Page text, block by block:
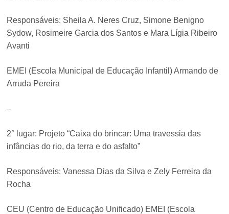
Responsáveis: Sheila A. Neres Cruz, Simone Benigno
Sydow, Rosimeire Garcia dos Santos e Mara Lígia Ribeiro
Avanti
EMEI (Escola Municipal de Educação Infantil) Armando de
Arruda Pereira
–
2° lugar: Projeto “Caixa do brincar: Uma travessia das
infâncias do rio, da terra e do asfalto”
Responsáveis: Vanessa Dias da Silva e Zely Ferreira da
Rocha
CEU (Centro de Educação Unificado) EMEI (Escola